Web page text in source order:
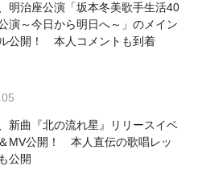
明治座公演「坂本冬美歌手生活40
演～今日から明日へ～」のメイン
公開！ 本人コメントも到着
新曲『北の流れ星』リリースイベ
MV公開！ 本人直伝の歌唱レッ
公開